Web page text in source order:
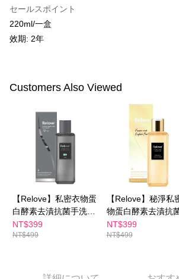
約商品や商品到着日が比較的遅い商品）。そのため
わらず、AFTEEで指定された期限内にお支払いくだ
二、支払い限度額
ロテクションズ（以下 AFTEE という）が提供し、
ます。当サービスご利用の際に提供しなければな
の氏名、電話番号、受取人の氏名、電話番号、受
限らない）は、AFTEEに渡され当サービスで必要
す。AFTEEの個人情報の収集、処理、利用につい
ームページの『個人情報の収集、処理及び利用に関
ださい（https://aftee.tw/privacypolicy/）。
AFTEEの初回ご利用の際に、審査を通過すれば、
ります。支払い期限を過ぎた場合、その金額に基
納金が加算されます。未成年の利用者は、事前に法
の同意を得ればAFTEEをご利用いただけます。
にご連絡ください。上記に示した個人情報を、必要
7-11付款取貨
配送毎にNT$100、NT$600以上で送料無料
宅配
配送毎にNT$100、NT$600以上で送料無料
離島配送
配送毎にNT$150、NT$1,500以上で送料無料
セールスポイント
220ml/一盒
效期: 2年
Customers Also Viewed
【Relove】私密衣物蛋
白酵素去漬抗菌手洗精
220ml(蒂芬妮藍)1瓶
NT$399
NT$499
【Relove】秘淨私
物蛋白酵素去漬抗菌
洗精220ml(英國梨
蒼蘭)1瓶
NT$399
NT$499